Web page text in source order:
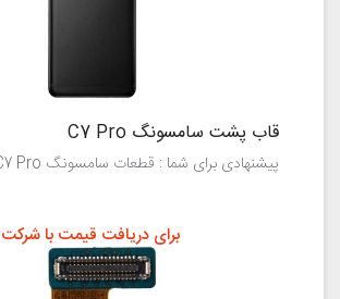
قاب پشت سامسونگ C7 Pro
پیشنهادی برای شما : قطعات سامسونگ C7 Pro
برای دریافت قیمت با